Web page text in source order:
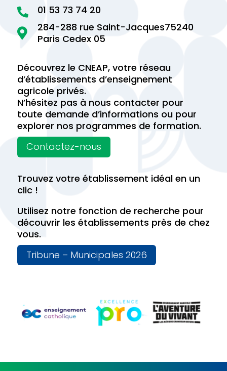


284-288 rue Saint-Jacques75240
Paris Cedex 05
01 53 73 74 20
Découvrez le CNEAP, votre réseau
d’établissements d’enseignement
agricole privés.
N’hésitez pas à nous contacter pour
toute demande d’informations ou pour
explorer nos programmes de formation.
Contactez-nous
Trouvez votre établissement idéal en un
clic !
Utilisez notre fonction de recherche pour
découvrir les établissements près de chez
vous.
Tribune – Municipales 2026